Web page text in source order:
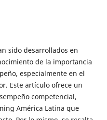
sido desarrollados en
de la importancia
especialmente en el
Este artículo ofrece un
competencial,
América Latina que